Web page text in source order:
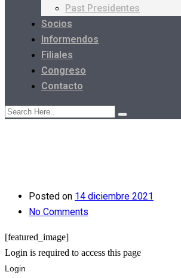
Past Presidentes
Socios
Informendos
Filiales
Congreso
Contacto
Posted on 14 diciembre 2021
No Comments
[featured_image]
Login is required to access this page
Login